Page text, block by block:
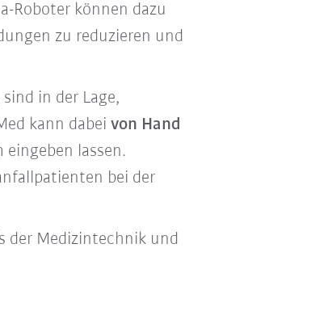
Roboter können dazu
zu reduzieren und
in der Lage,
kann dabei von Hand
lassen.
bei der
der Medizintechnik und